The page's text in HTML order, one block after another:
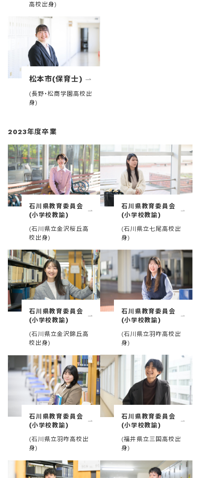
高校出身)
松本市(保育士)
(長野・松商学園高校出
身)
2023年度卒業
石川県教育委員会
(小学校教諭)
(石川県立金沢桜丘高
校出身)
石川県教育委員会
(小学校教諭)
(石川県立七尾高校出
身)
石川県教育委員会
(小学校教諭)
(石川県立金沢錦丘高
校出身)
石川県教育委員会
(小学校教諭)
(石川県立羽咋高校出
身)
石川県教育委員会
(小学校教諭)
(石川県立羽咋高校出
身)
石川県教育委員会
(小学校教諭)
(福井県立三国高校出
身)